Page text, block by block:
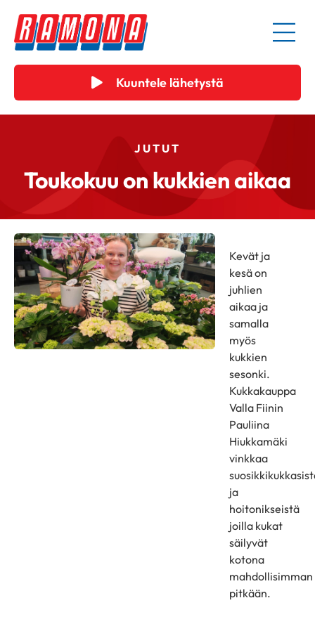
Kuuntele lähetystä
JUTUT
Toukokuu on kukkien aikaa
Kevät ja
kesä on
juhlien
aikaa ja
samalla
myös
kukkien
sesonki.
Kukkakauppa
Valla Fiinin
Pauliina
Hiukkamäki
vinkkaa
ja
hoitonikseistä
joilla kukat
säilyvät
kotona
mahdollisimman
pitkään.